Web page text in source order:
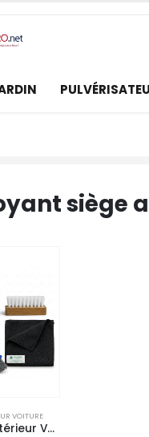
siège
VOITURE
Kit Nettoyant Intérieur Voiture Complet – Sièges, Tapis & Moquettes